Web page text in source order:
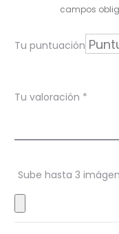
r
i
o
e
s
campos
Tu puntuación
Tu valoración *
Sube hasta 3